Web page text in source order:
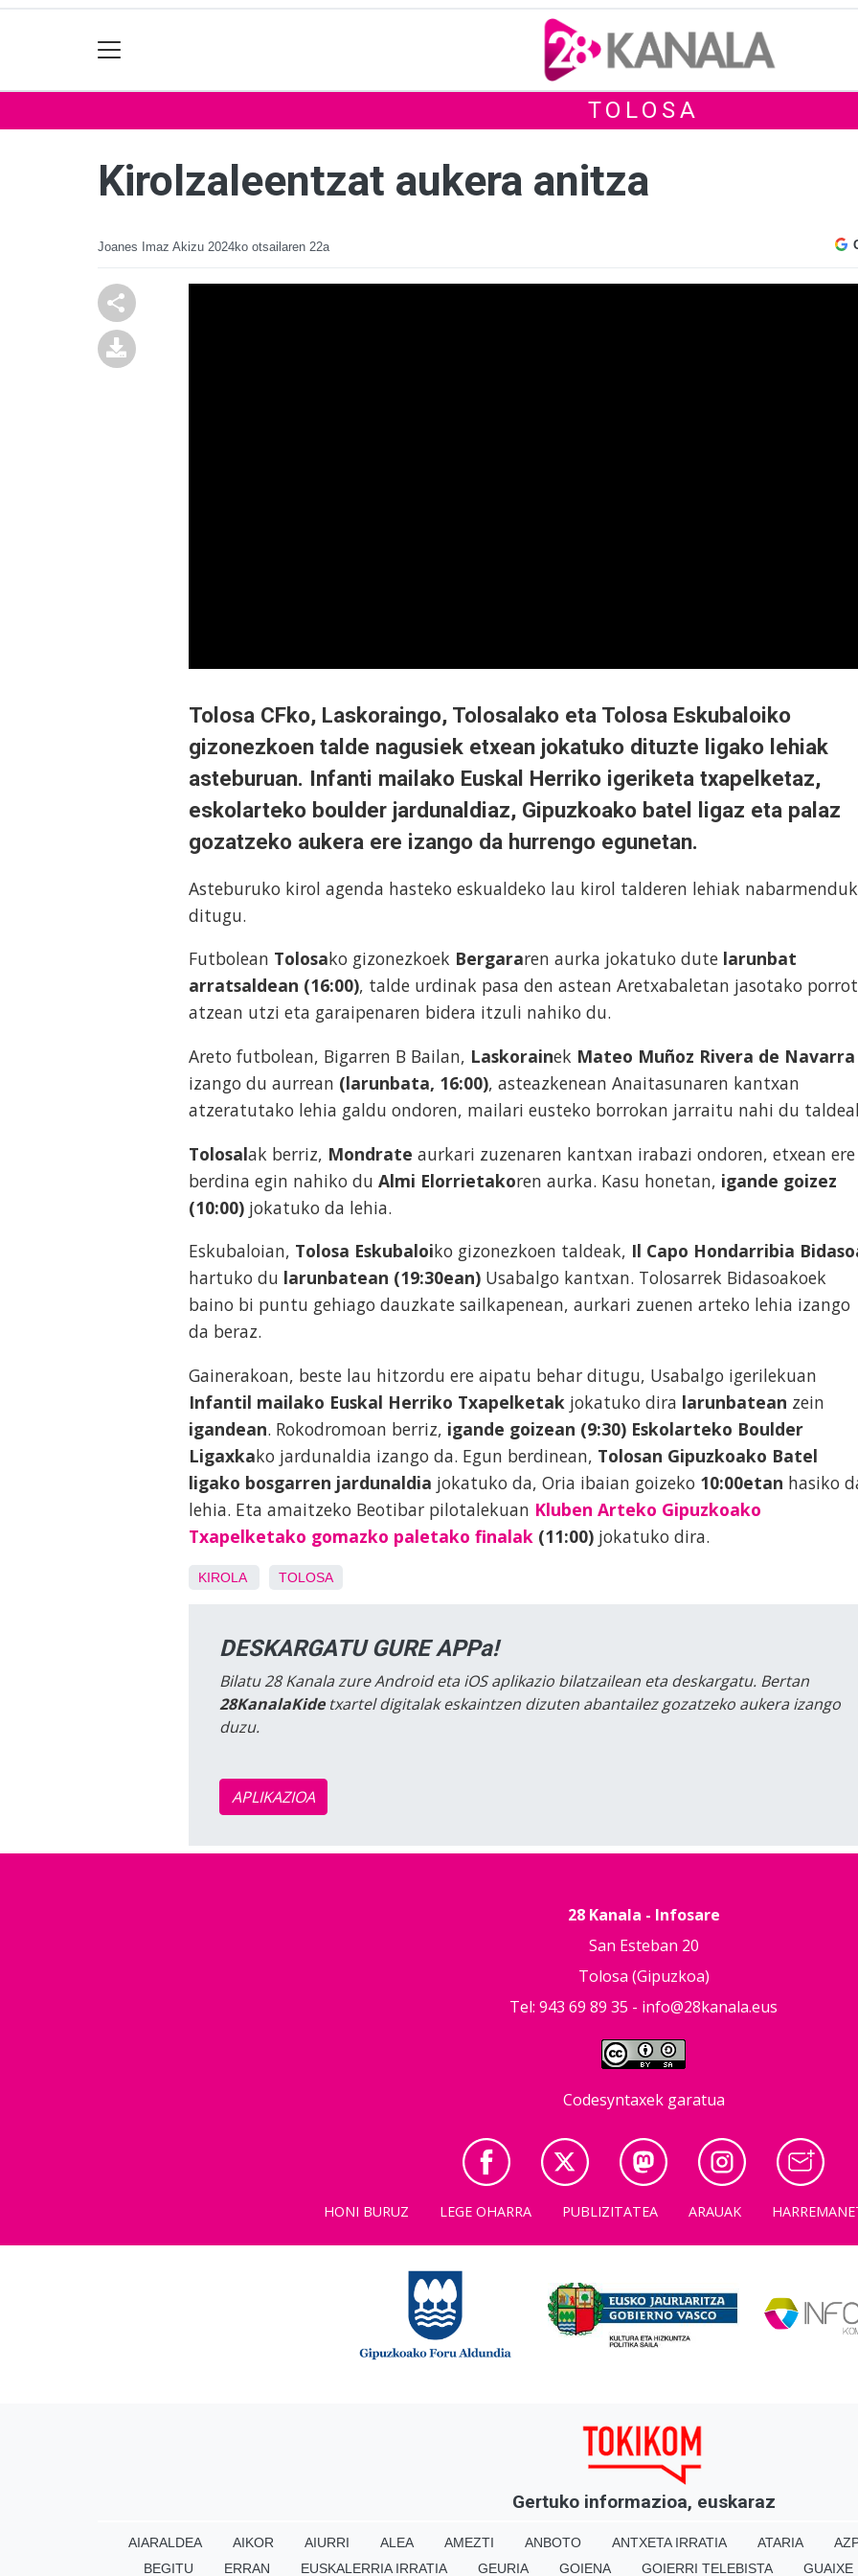
TOLOSA
Kirolzaleentzat aukera anitza
Joanes Imaz Akizu 2024ko otsailaren 22a
Tolosa CFko, Laskoraingo, Tolosalako eta Tolosa Eskubaloiko
gizonezkoen talde nagusiek etxean jokatuko dituzte ligako lehiak
asteburuan. Infanti mailako Euskal Herriko igeriketa txapelketaz,
eskolarteko boulder jardunaldiaz, Gipuzkoako batel ligaz eta palaz
gozatzeko aukera ere izango da hurrengo egunetan.
Asteburuko kirol agenda hasteko eskualdeko lau kirol talderen lehiak
ditugu.
Futbolean Tolosako gizonezkoek Bergararen aurka jokatuko dute larunbat
arratsaldean (16:00), talde urdinak pasa den astean Aretxabaletan jasotako
atzean utzi eta garaipenaren bidera itzuli nahiko du.
Areto futbolean, Bigarren B Bailan, Laskorainek Mateo Muñoz Rivera de Navarra
izango du aurrean (larunbata, 16:00), asteazkenean Anaitasunaren kantxan
atzeratutako lehia galdu ondoren, mailari eusteko borrokan jarraitu nahi du
Tolosalak berriz, Mondrate aurkari zuzenaren kantxan irabazi ondoren, etxean ere
berdina egin nahiko du Almi Elorrietakoren aurka. Kasu honetan, igande goizez
(10:00) jokatuko da lehia.
Eskubaloian, Tolosa Eskubaloiko gizonezkoen taldeak, Il Capo Hondarribia
hartuko du larunbatean (19:30ean) Usabalgo kantxan. Tolosarrek Bidasoakoek
baino bi puntu gehiago dauzkate sailkapenean, aurkari zuenen arteko lehia izango
da beraz.
Gainerakoan, beste lau hitzordu ere aipatu behar ditugu, Usabalgo igerilekuan
Infantil mailako Euskal Herriko Txapelketak jokatuko dira larunbatean zein
igandean. Rokodromoan berriz, igande goizean (9:30) Eskolarteko Boulder
Ligaxkako jardunaldia izango da. Egun berdinean, Tolosan Gipuzkoako Batel
ligako bosgarren jardunaldia jokatuko da, Oria ibaian goizeko 10:00etan hasiko
lehia. Eta amaitzeko Beotibar pilotalekuan Kluben Arteko Gipuzkoako
Txapelketako gomazko paletako finalak (11:00) jokatuko dira.
KIROLA TOLOSA
DESKARGATU GURE APPa!
Bilatu 28 Kanala zure Android eta iOS aplikazio bilatzailean eta deskargatu. Bertan
28KanalaKidetxartel digitalak eskaintzen dizuten abantailez gozatzeko aukera izango
duzu.
APLIKAZIOA
28 Kanala - Infosare
San Esteban 20
Tolosa (Gipuzkoa)
Tel: 943 69 89 35 - info@28kanala.eus
Codesyntaxek garatua
HONI BURUZ LEGE OHARRA PUBLIZITATEA ARAUAK
Gertuko informazioa, euskaraz
AIARALDEA AIKOR AIURRI ALEA AMEZTI ANBOTO ANTXETA IRRATIA ATARIA
BEGITU
ERRAN EUSKALERRIA IRRATIA GEURIA GOIENA GOIERRI TELEBISTA GUAIXE